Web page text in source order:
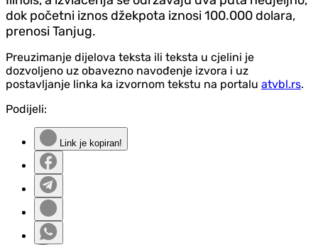
dok početni iznos džekpota iznosi 100.000 dolara,
prenosi Tanjug.
Preuzimanje dijelova teksta ili teksta u cjelini je
dozvoljeno uz obavezno navođenje izvora i uz
postavljanje linka ka izvornom tekstu na portalu atvbl.rs.
Podijeli:
Link je kopiran!